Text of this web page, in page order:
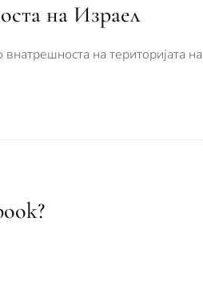
на Израел
на територијата на